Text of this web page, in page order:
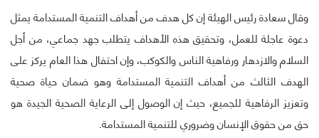
وقال سعادة رئيس الهيئة إن كل هدف من أهداف التنمية المستدامة يمثل
دعوة عاجلة للعمل، وتحقيق هذه الأهداف يتطلب جهد جماعي، من أجل
السلام والازدهار ورفاهية الناس والكوكب، وإن احتفال هذا العام يركز على
الهدف الثالث من أهداف التنمية المستدامة وهو ضمان حياة صحية
وتعزيز الرفاهية للجميع، حيث إن الوصول إلى الرعاية الصحية الجيدة هو
حق من حقوق الإنسان وضروري للتنمية المستدامة.